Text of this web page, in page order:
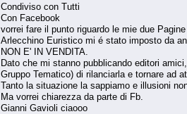
Condiviso con Tutti
Con Facebook
vorrei fare il punto riguardo le mie due
Arlecchino Euristico mi é stato imposto da
NON E' IN VENDITA.
Dato che mi stanno pubblicando editori
Gruppo Tematico) di rilanciarla e tornare ad
Tanto la situazione la sappiamo e illusioni
Ma vorrei chiarezza da parte di Fb.
Gianni Gavioli ciaooo